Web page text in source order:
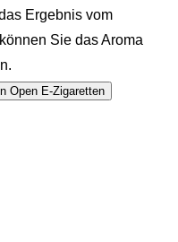
Ergebnis vom
Sie das Aroma
Open E-Zigaretten